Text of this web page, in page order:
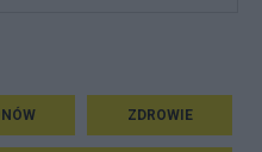
ZDROWIE